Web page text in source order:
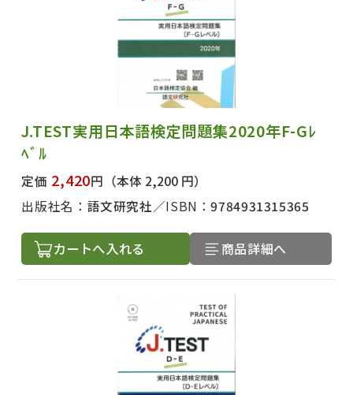
J.TEST実用日本語検定問題集2020年F-Gﾚ
ﾍﾞﾙ
定価 2,420円 （本体 2,200 円）
出版社名： 語文研究社 ISBN：9784931315365
カートへ入れる 商品詳細へ